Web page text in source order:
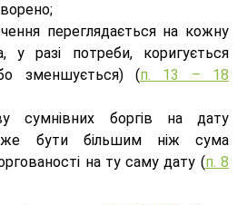
переглядається на кожну
у разі потреби, коригується
зменшується) (п. 13 – 18
сумнівних боргів на дату
бути більшим ніж сума
на ту саму дату (п. 8